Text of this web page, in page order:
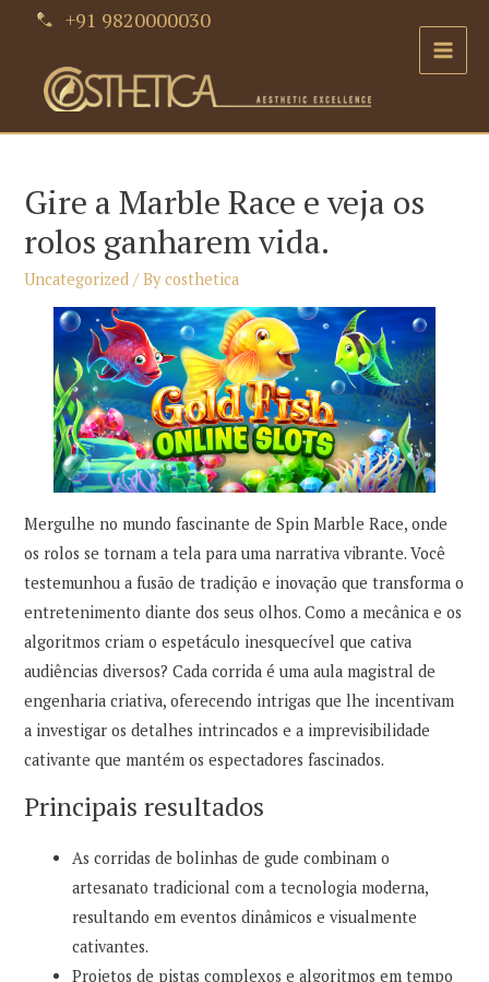
content
+91 9820000030
Main
Gire a Marble Race e veja os
rolos ganharem vida.
Uncategorized / Bycosthetica
Mergulhe no mundo fascinante de Spin Marble Race, onde
os rolos se tornam a tela para uma narrativa vibrante. Você
testemunhou a fusão de tradição e inovação que transforma o
entretenimento diante dos seus olhos. Como a mecânica e os
algoritmos criam o espetáculo inesquecível que cativa
audiências diversos? Cada corrida é uma aula magistral de
engenharia criativa, oferecendo intrigas que lhe incentivam
a investigar os detalhes intrincados e a imprevisibilidade
cativante que mantém os espectadores fascinados.
Principais resultados
As corridas de bolinhas de gude combinam o
artesanato tradicional com a tecnologia moderna,
resultando em eventos dinâmicos e visualmente
cativantes.
Projetos de pistas complexos e algoritmos em tempo